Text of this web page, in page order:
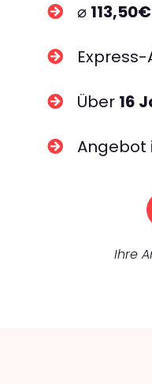
⌀
Über 16
Angebot
Ihre